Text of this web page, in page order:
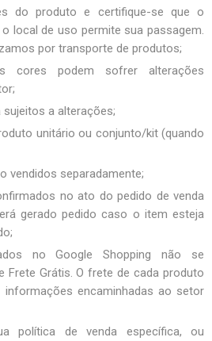
do produto e certifique-se que o
local de uso permite sua passagem.
por transporte de produtos;
cores podem sofrer alterações
sujeitos a alterações;
unitário ou conjunto/kit (quando
vendidos separadamente;
no ato do pedido de venda
gerado pedido caso o item esteja
no Google Shopping não se
Frete Grátis. O frete de cada produto
encaminhadas ao setor
política de venda específica, ou